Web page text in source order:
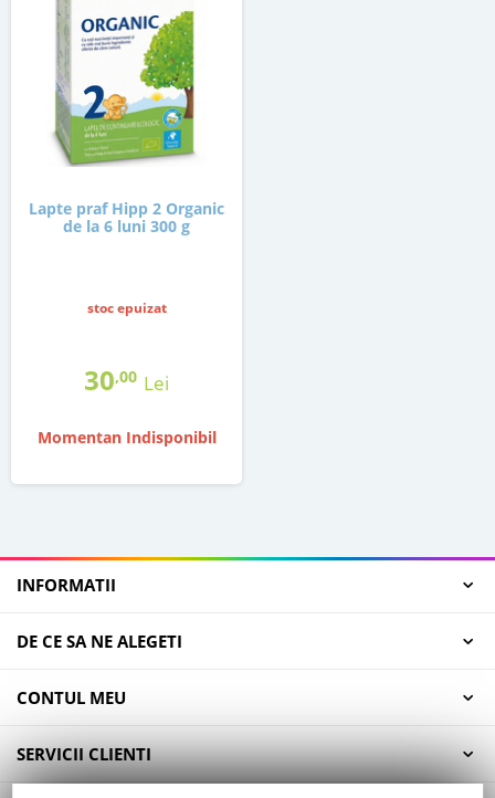
Lapte praf Hipp 2 Organic
de la 6 luni 300 g
stoc epuizat
30,00 Lei
Momentan Indisponibil
INFORMATII
DE CE SA NE ALEGETI
CONTUL MEU
SERVICII CLIENTI